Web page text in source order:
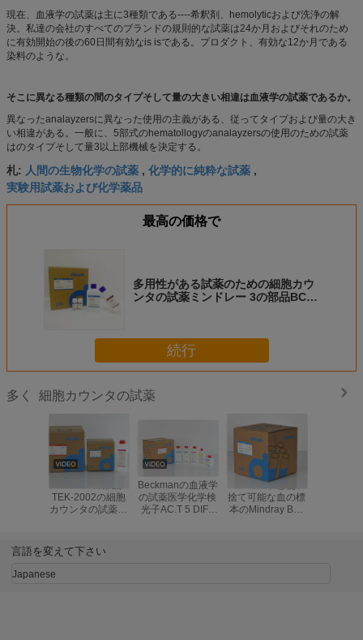
現在、血液学の試薬は主に3種類である----希釈剤、hemolyticおよび洗浄の解
決。私達の会社のすべてのブランドの規則的な試薬は24か月およびそれのため
に有効開始の後の60日間有効なis isである。プロダクト、有効な12か月である
染料のような。
そこに異なる種類の間のタイプそして量の大きい相違は血液学の試薬であるか。
異なったanalayzersに異なった使用の主義がある、従ってタイプおよび量の大き
い相違がある。一般に、5部式のhematollogyのanalayzersの使用のための試薬
はのタイプそして量3以上部機械を決定する。
札: 人間の生物化学の試薬 , 化学的に純粋な試薬 ,
実験用試薬および化学薬品
最高の価格で
多用性がある試薬のための細胞カウ
ンタの試薬ミンドレー 3の部品BC-
続行
多く 細胞カウンタの試薬
TEK-2002の細胞
カウンタの試薬の
Beckmanの血液学
の試薬医学化学検
光子AC.T 5 DIFF
バーコードと使い
捨て可能な血の標
本のMindray BC-
言語を変えて下さい
Japanese